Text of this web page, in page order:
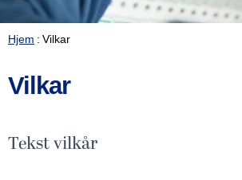
Hjem Vilkar
Vilkar
Tekst vilkår